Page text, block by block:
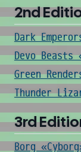
2nd
Dark
Devo Beasts
Green
Thunder
3rd
Borg